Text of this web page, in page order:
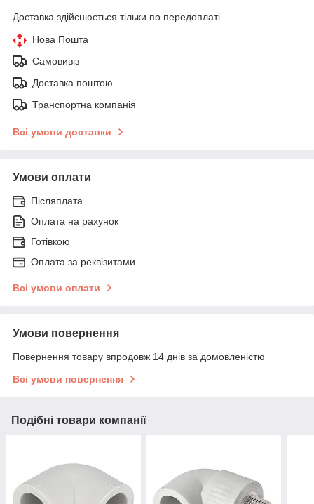
Доставка здійснюється тільки по передоплаті.
Нова Пошта
Самовивіз
Доставка поштою
Транспортна компанія
Всі умови доставки
Умови оплати
Післяплата
Оплата на рахунок
Готівкою
Оплата за реквізитами
Всі умови оплати
Умови повернення
Повернення товару впродовж 14 днів за домовленістю
Всі умови повернення
Подібні товари компанії